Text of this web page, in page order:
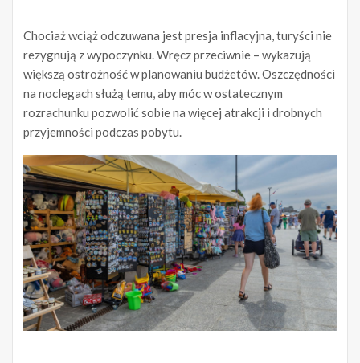
Chociaż wciąż odczuwana jest presja inflacyjna, turyści nie
rezygnują z wypoczynku. Wręcz przeciwnie – wykazują
większą ostrożność w planowaniu budżetów. Oszczędności
na noclegach służą temu, aby móc w ostatecznym
rozrachunku pozwolić sobie na więcej atrakcji i drobnych
przyjemności podczas pobytu.